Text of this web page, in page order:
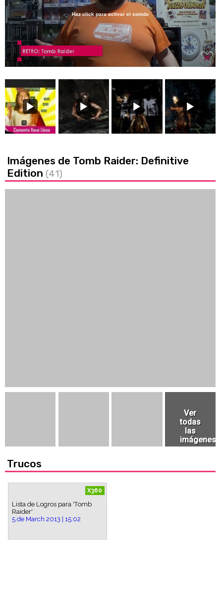
Loaded
15.25%
Haz click para activar el sonido
Imágenes de Tomb Raider: Definitive
Edition (41)
Trucos
X360
Lista de Logros para 'Tomb
Raider'
5 de March 2013 | 15:02